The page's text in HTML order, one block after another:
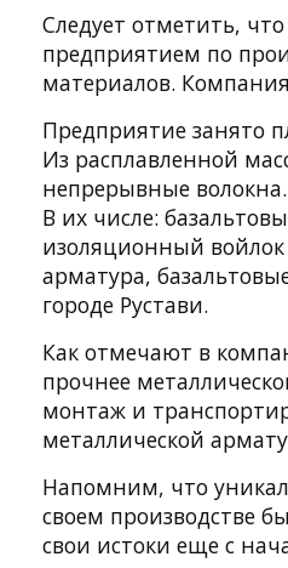
Следует отметить,
предприятием по
материалов.
Предприятие занято
Из расплавленной
непрерывные
В их числе:
изоляционный войлок
арматура,
городе Рустави.
Как отмечают в
прочнее
монтаж и
металлической
Напомним, что
своем производстве
свои истоки еще с